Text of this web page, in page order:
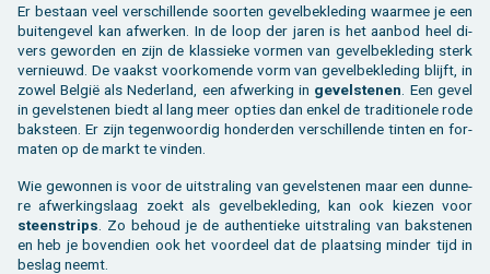
Er be­staan veel ver­schil­len­de soor­ten ge­vel­be­kle­ding waar­mee je een
bui­ten­ge­vel kan af­wer­ken. In de loop der jaren is het aan­bod heel di­
vers ge­wor­den en zijn de klas­sie­ke vor­men van ge­vel­be­kle­ding sterk
ver­nieuwd. De vaakst voor­ko­men­de vorm van ge­vel­be­kle­ding blijft, in
zowel België als Ne­der­land, een af­wer­king in ge­vel­ste­nen . Een gevel
in ge­vel­ste­nen biedt al lang meer op­ties dan enkel de tra­di­ti­o­ne­le rode
bak­steen. Er zijn te­gen­woor­dig hon­der­den ver­schil­len­de tin­ten en for­
ma­ten op de markt te vin­den.
Wie ge­won­nen is voor de uit­stra­ling van ge­vel­ste­nen maar een dun­ne­
re af­wer­kings­laag zoekt als ge­vel­be­kle­ding, kan ook kie­zen voor
steen­strips . Zo be­houd je de au­then­tie­ke uit­stra­ling van bak­ste­nen
en heb je bo­ven­dien ook het voor­deel dat de plaat­sing min­der tijd in
be­slag neemt.